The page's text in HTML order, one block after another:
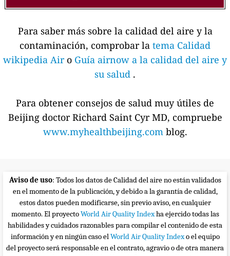
Para saber más sobre la calidad del aire y la
contaminación, comprobar la tema Calidad
wikipedia Air o Guía airnow a la calidad del aire y
su salud .
Para obtener consejos de salud muy útiles de
Beijing doctor Richard Saint Cyr MD, compruebe
www.myhealthbeijing.com blog.
Aviso de uso: Todos los datos de Calidad del aire no están validados
en el momento de la publicación, y debido a la garantía de calidad,
estos datos pueden modificarse, sin previo aviso, en cualquier
momento. El proyectoWorld Air Quality Indexha ejercido todas las
habilidades y cuidados razonables para compilar el contenido de esta
información y en ningún caso elWorld Air Quality Indexo el equipo
del proyecto será responsable en el contrato, agravio o de otra manera